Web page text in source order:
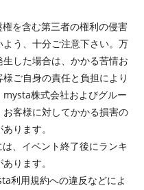
を含む第三者の権利の侵害
う、十分ご注意下さい。万
した場合は、かかる苦情お
ご自身の責任と負担により
株式会社およびグルー
客様に対してかかる損害の
ります。
、イベント終了後にランキ
ります。
利用規約への違反などによ